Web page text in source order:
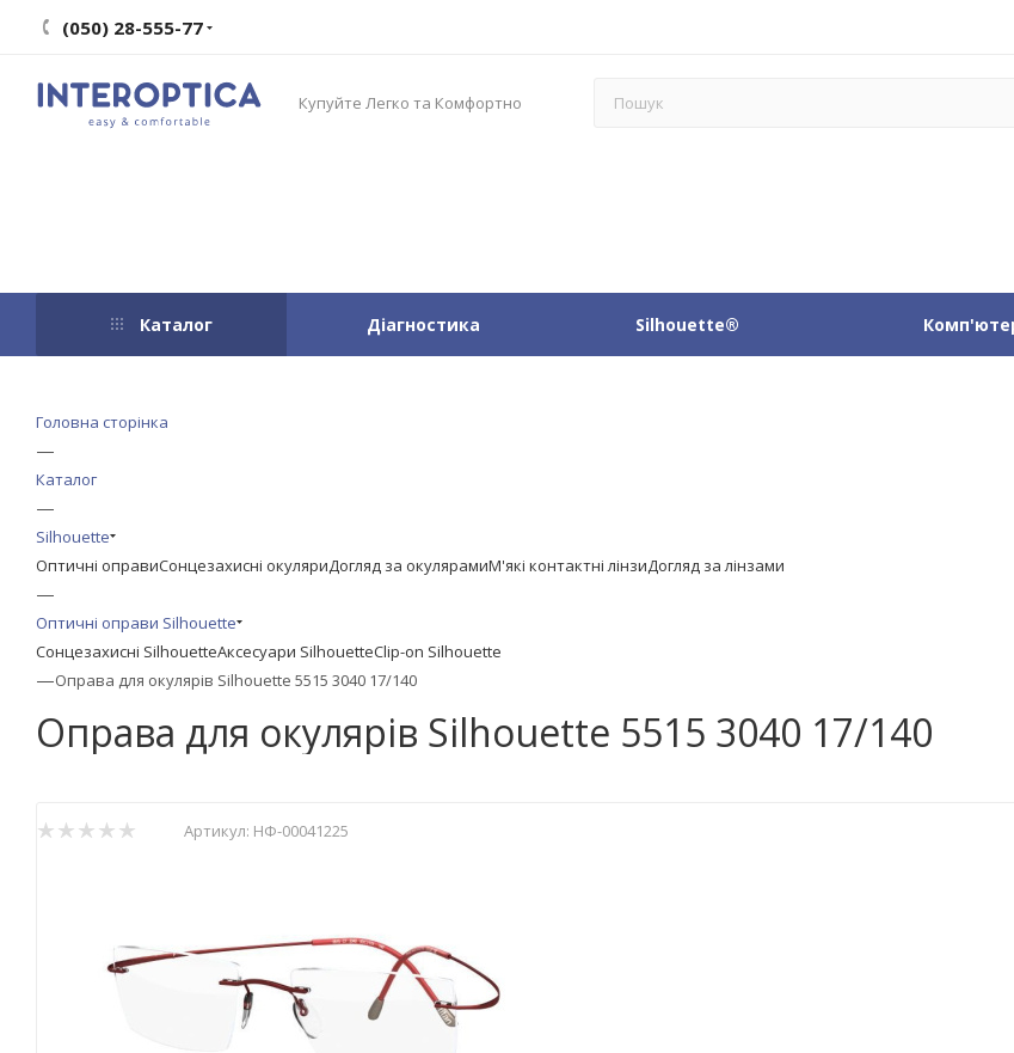
(050) 28-555-77
Купуйте Легко та Комфортно
Каталог Діагностика Silhouette®
Головна сторінка
—
Каталог
—
Silhouette
Оптичні оправиСонцезахисні окуляриДогляд за окулярамиМ'які контактні лінзиДогляд за лінзами
—
Оптичні оправи Silhouette
Сонцезахисні SilhouetteАксесуари SilhouetteClip-on Silhouette
—Оправа для окулярів Silhouette 5515 3040 17/140
Оправа для окулярів Silhouette 5515 3040 17/140
Артикул: НФ-00041225